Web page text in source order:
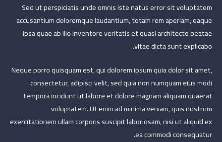
Sed ut perspiciatis unde omnis iste natus error sit voluptatem
accusantium doloremque laudantium, totam rem aperiam, eaque
ipsa quae ab illo inventore veritatis et quasi architecto beatae
vitae dicta sunt explicabo.
Neque porro quisquam est, qui dolorem ipsum quia dolor sit amet,
consectetur, adipisci velit, sed quia non numquam eius modi
tempora incidunt ut labore et dolore magnam aliquam quaerat
voluptatem. Ut enim ad minima veniam, quis nostrum
exercitationem ullam corporis suscipit laboriosam, nisi ut aliquid ex
ea commodi consequatur.